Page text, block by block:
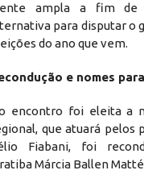
ampla a fim de
para disputar o
do ano que vem.
e nomes
encontro foi eleita a
que atuará pelos
Fiabani, foi
Márcia Ballen